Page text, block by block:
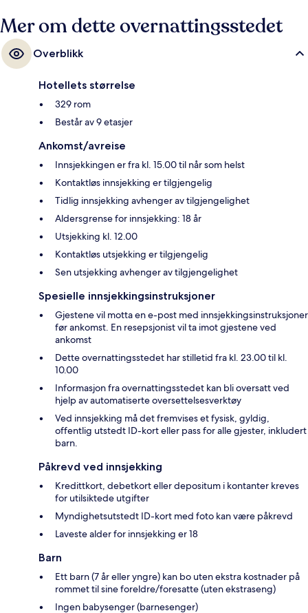
Mer om dette overnattingsstedet
Overblikk
Hotellets størrelse
329 rom
Består av 9 etasjer
Ankomst/avreise
Innsjekkingen er fra kl. 15.00 til når som helst
Kontaktløs innsjekking er tilgjengelig
Tidlig innsjekking avhenger av tilgjengelighet
Aldersgrense for innsjekking: 18 år
Utsjekking kl. 12.00
Kontaktløs utsjekking er tilgjengelig
Sen utsjekking avhenger av tilgjengelighet
Spesielle innsjekkingsinstruksjoner
Gjestene vil motta en e-post med innsjekkingsinstruksjoner
før ankomst. En resepsjonist vil ta imot gjestene ved
ankomst
Dette overnattingsstedet har stilletid fra kl. 23.00 til kl.
10.00
Informasjon fra overnattingsstedet kan bli oversatt ved
hjelp av automatiserte oversettelsesverktøy
Ved innsjekking må det fremvises et fysisk, gyldig,
offentlig utstedt ID-kort eller pass for alle gjester, inkludert
barn.
Påkrevd ved innsjekking
Kredittkort, debetkort eller depositum i kontanter kreves
for utilsiktede utgifter
Myndighetsutstedt ID-kort med foto kan være påkrevd
Laveste alder for innsjekking er 18
Barn
Ett barn (7 år eller yngre) kan bo uten ekstra kostnader på
rommet til sine foreldre/foresatte (uten ekstraseng)
Ingen babysenger (barnesenger)